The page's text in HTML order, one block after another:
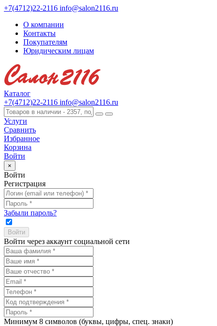
+7(4712)22-2116 info@salon2116.ru
О компании
Контакты
Покупателям
Юридическим лицам
Каталог
+7(4712)22-2116 info@salon2116.ru
Услуги
Сравнить
Избранное
Корзина
Войти
×
Войти
Регистрация
Забыли пароль?
Войти через аккаунт социальной сети
Минимум 8 символов (буквы, цифры, спец. знаки)